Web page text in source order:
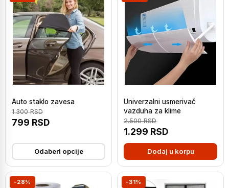
Auto staklo zavesa
799 RSD
1.300RSD
Odaberi opcije
Univerzalni usmerivač
vazduha za klime
1.299 RSD
2.500RSD
Dodaj u korpu
-28% -31%